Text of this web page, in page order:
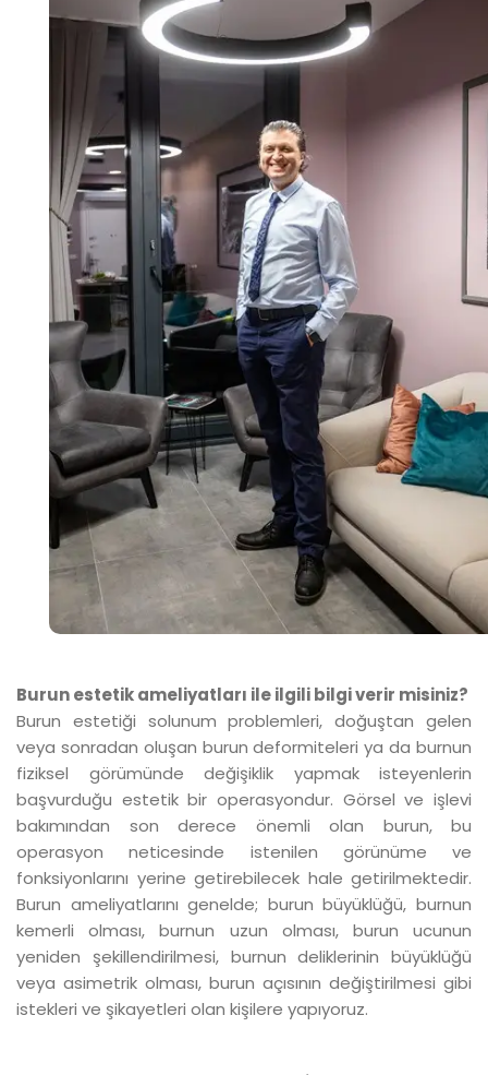
Burun estetik ameliyatları ile ilgili bilgi verir misiniz?
Burun estetiği solunum problemleri, doğuştan gelen
veya sonradan oluşan burun deformiteleri ya da burnun
fiziksel görümünde değişiklik yapmak isteyenlerin
başvurduğu estetik bir operasyondur. Görsel ve işlevi
bakımından son derece önemli olan burun, bu
operasyon neticesinde istenilen görünüme ve
fonksiyonlarını yerine getirebilecek hale getirilmektedir.
Burun ameliyatlarını genelde; burun büyüklüğü, burnun
kemerli olması, burnun uzun olması, burun ucunun
yeniden şekillendirilmesi, burnun deliklerinin büyüklüğü
veya asimetrik olması, burun açısının değiştirilmesi gibi
istekleri ve şikayetleri olan kişilere yapıyoruz.